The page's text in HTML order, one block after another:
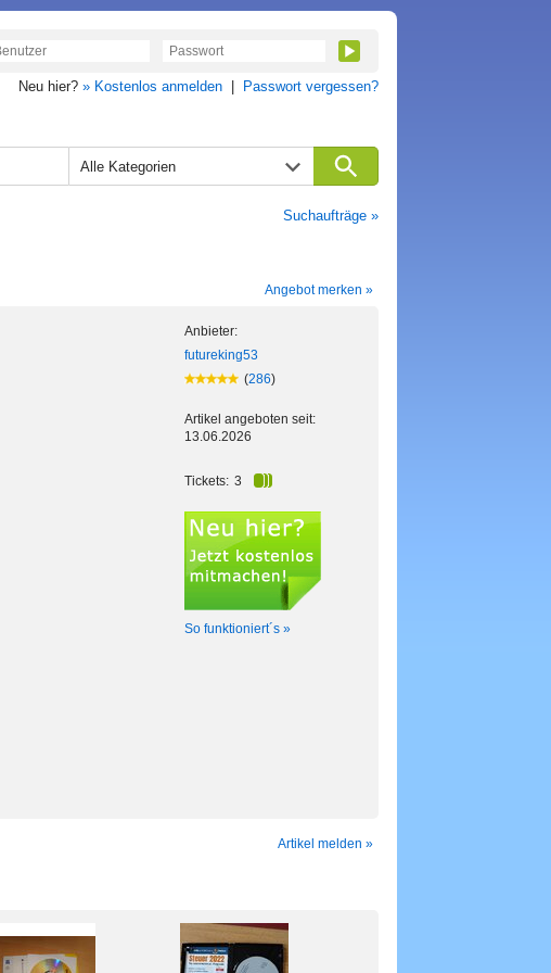
Neu hier? » Kostenlos anmelden Passwort vergessen?
Alle Kategorien
Suchaufträge »
Angebot merken »
Anbieter:
futureking53
(286)
Artikel angeboten seit:
13.06.2026
Tickets: 3
So funktioniert´s »
Artikel melden »